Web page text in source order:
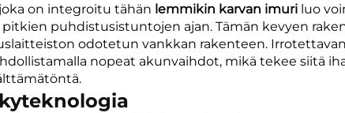
on integroitu tähän lemmikin karvan imuri luo
puhdistusistuntojen ajan. Tämän kevyen
odotetun vankkan rakenteen.
nopeat akunvaihdot, mikä tekee siitä